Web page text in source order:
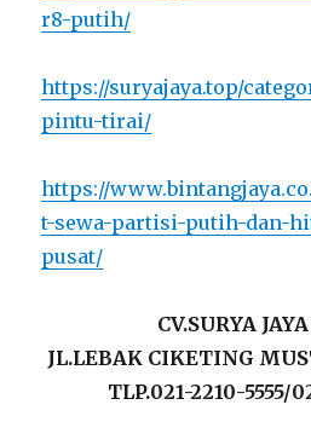
r8-putih/
https://suryajaya.top/
pintu-tirai/
https://
t-sewa-partisi-putih-dan-
pusat/
CV.SURYA
JL.LEBAK CIKETING
TLP.021-2210-5555/